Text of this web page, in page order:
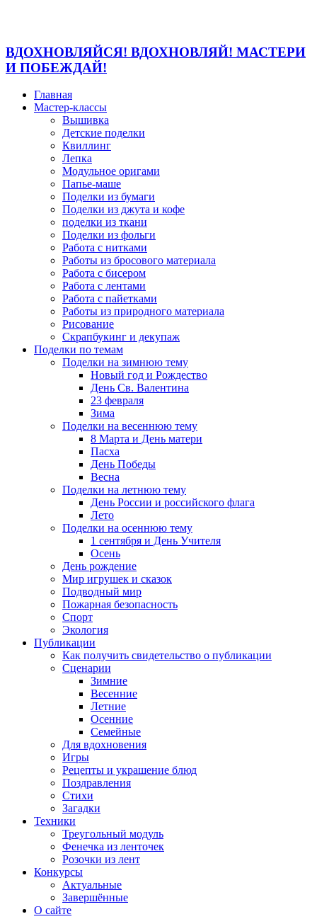
ВДОХНОВЛЯЙСЯ! ВДОХНОВЛЯЙ! МАСТЕРИ
И ПОБЕЖДАЙ!
Главная
Мастер-классы
Вышивка
Детские поделки
Квиллинг
Лепка
Модульное оригами
Папье-маше
Поделки из бумаги
Поделки из джута и кофе
поделки из ткани
Поделки из фольги
Работа с нитками
Работы из бросового материала
Работа с бисером
Работа с лентами
Работа с пайетками
Работы из природного материала
Рисование
Скрапбукинг и декупаж
Поделки по темам
Поделки на зимнюю тему
Новый год и Рождество
День Св. Валентина
23 февраля
Зима
Поделки на весеннюю тему
8 Марта и День матери
Пасха
День Победы
Весна
Поделки на летнюю тему
День России и российского флага
Лето
Поделки на осеннюю тему
1 сентября и День Учителя
Осень
День рождение
Мир игрушек и сказок
Подводный мир
Пожарная безопасность
Спорт
Экология
Публикации
Как получить свидетельство о публикации
Сценарии
Зимние
Весенние
Летние
Осенние
Семейные
Для вдохновения
Игры
Рецепты и украшение блюд
Поздравления
Стихи
Загадки
Техники
Треугольный модуль
Фенечка из ленточек
Розочки из лент
Конкурсы
Актуальные
Завершённые
О сайте